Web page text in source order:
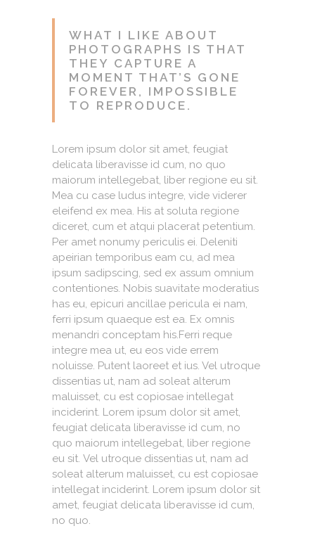
WHAT I LIKE ABOUT
PHOTOGRAPHS IS THAT
THEY CAPTURE A
MOMENT THAT’S GONE
FOREVER, IMPOSSIBLE
TO REPRODUCE.
Lorem ipsum dolor sit amet, feugiat
delicata liberavisse id cum, no quo
maiorum intellegebat, liber regione eu sit.
Mea cu case ludus integre, vide viderer
eleifend ex mea. His at soluta regione
diceret, cum et atqui placerat petentium.
Per amet nonumy periculis ei. Deleniti
apeirian temporibus eam cu, ad mea
ipsum sadipscing, sed ex assum omnium
contentiones. Nobis suavitate moderatius
has eu, epicuri ancillae pericula ei nam,
ferri ipsum quaeque est ea. Ex omnis
menandri conceptam his.Ferri reque
integre mea ut, eu eos vide errem
noluisse. Putent laoreet et ius. Vel utroque
dissentias ut, nam ad soleat alterum
maluisset, cu est copiosae intellegat
inciderint. Lorem ipsum dolor sit amet,
feugiat delicata liberavisse id cum, no
quo maiorum intellegebat, liber regione
eu sit. Vel utroque dissentias ut, nam ad
soleat alterum maluisset, cu est copiosae
intellegat inciderint. Lorem ipsum dolor sit
amet, feugiat delicata liberavisse id cum,
no quo.